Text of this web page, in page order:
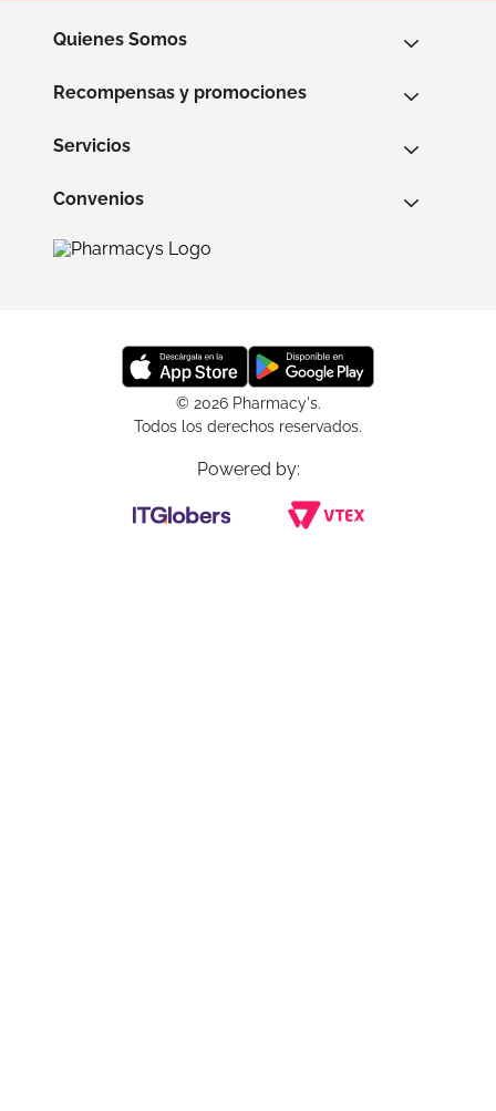
Quienes Somos
Recompensas y promociones
Servicios
Convenios
© 2026 Pharmacy's.
Todos los derechos reservados.
Powered by: